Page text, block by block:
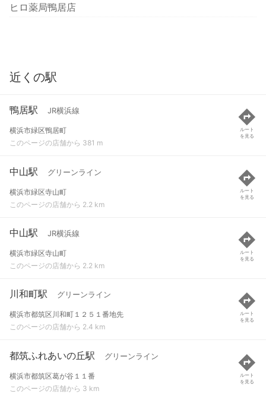
ヒロ薬局鴨居店
近くの駅
鴨居駅 JR横浜線
横浜市緑区鴨居町
このページの店舗から 381 m
ルート
を見る
中山駅 グリーンライン
横浜市緑区寺山町
このページの店舗から 2.2 km
ルート
を見る
中山駅 JR横浜線
横浜市緑区寺山町
このページの店舗から 2.2 km
ルート
を見る
川和町駅 グリーンライン
横浜市都筑区川和町１２５１番地先
このページの店舗から 2.4 km
ルート
を見る
都筑ふれあいの丘駅 グリーンライン
横浜市都筑区葛が谷１１番
このページの店舗から 3 km
ルート
を見る